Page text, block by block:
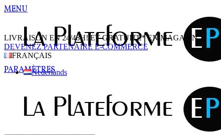
MENU
PARAMÈTRES
LIVRAISON EN 24/48H! ET GRATUITE* EN MAGASIN
DEVENEZ PARTENAIRE E-COMMERCE
FRANÇAIS
Nederlands